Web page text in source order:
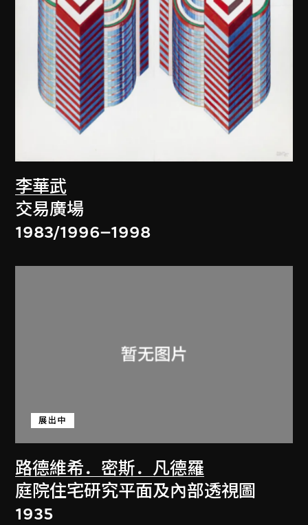
李華武
交易廣場
1983/1996–1998
路德維希．密斯．凡德羅
展出中
庭院住宅研究平面及內部透視圖
1935